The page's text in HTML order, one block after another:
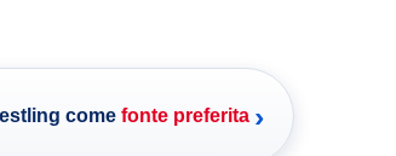
come fonte preferita ›